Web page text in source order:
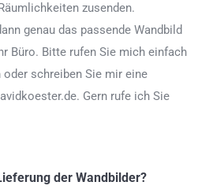
zusenden.
genau das passende Wandbild
Büro. Bitte rufen Sie mich einfach
oder schreiben Sie mir eine
Gern rufe ich Sie
der Wandbilder?